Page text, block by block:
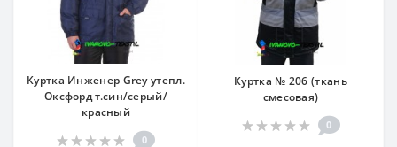
Куртка Инженер Grey утепл.
Оксфорд т.син/серый/
красный
0
Куртка № 206 (ткань
смесовая)
0